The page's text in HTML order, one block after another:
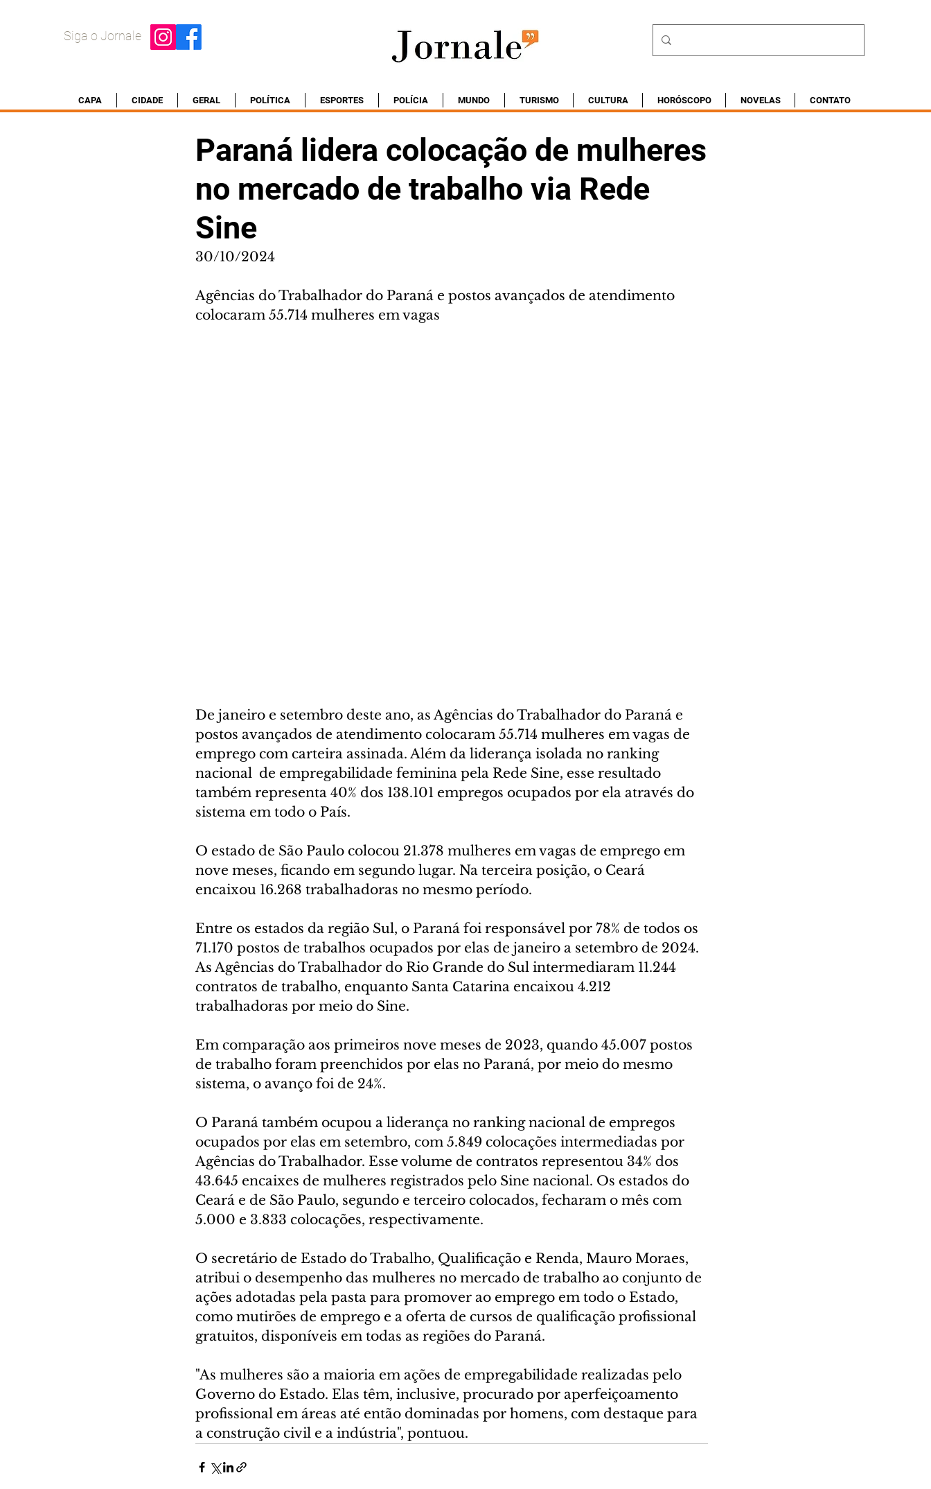
Siga o Jornale
CAPA CIDADE GERAL POLÍTICA ESPORTES POLÍCIA MUNDO TURISMO CULTURA HORÓSCOPO NOVELAS CONTATO
Paraná lidera colocação de mulheres
no mercado de trabalho via Rede
Sine
30/10/2024
Agências do Trabalhador do Paraná e postos avançados de atendimento
colocaram 55.714 mulheres em vagas
De janeiro e setembro deste ano, as Agências do Trabalhador do Paraná e
postos avançados de atendimento colocaram 55.714 mulheres em vagas de
emprego com carteira assinada. Além da liderança isolada no ranking
nacional  de empregabilidade feminina pela Rede Sine, esse resultado
também representa 40% dos 138.101 empregos ocupados por ela através do
sistema em todo o País.
O estado de São Paulo colocou 21.378 mulheres em vagas de emprego em
nove meses, ficando em segundo lugar. Na terceira posição, o Ceará
encaixou 16.268 trabalhadoras no mesmo período.
Entre os estados da região Sul, o Paraná foi responsável por 78% de todos os
71.170 postos de trabalhos ocupados por elas de janeiro a setembro de 2024.
As Agências do Trabalhador do Rio Grande do Sul intermediaram 11.244
contratos de trabalho, enquanto Santa Catarina encaixou 4.212
trabalhadoras por meio do Sine.
Em comparação aos primeiros nove meses de 2023, quando 45.007 postos
de trabalho foram preenchidos por elas no Paraná, por meio do mesmo
sistema, o avanço foi de 24%.
O Paraná também ocupou a liderança no ranking nacional de empregos
ocupados por elas em setembro, com 5.849 colocações intermediadas por
Agências do Trabalhador. Esse volume de contratos representou 34% dos
43.645 encaixes de mulheres registrados pelo Sine nacional. Os estados do
Ceará e de São Paulo, segundo e terceiro colocados, fecharam o mês com
5.000 e 3.833 colocações, respectivamente.
O secretário de Estado do Trabalho, Qualificação e Renda, Mauro Moraes,
atribui o desempenho das mulheres no mercado de trabalho ao conjunto de
ações adotadas pela pasta para promover ao emprego em todo o Estado,
como mutirões de emprego e a oferta de cursos de qualificação profissional
gratuitos, disponíveis em todas as regiões do Paraná.
"As mulheres são a maioria em ações de empregabilidade realizadas pelo
Governo do Estado. Elas têm, inclusive, procurado por aperfeiçoamento
profissional em áreas até então dominadas por homens, com destaque para
a construção civil e a indústria", pontuou.